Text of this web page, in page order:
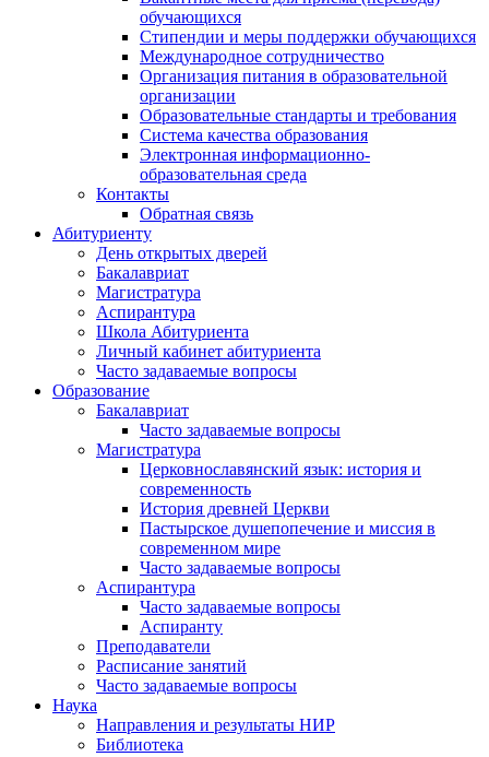
обучающихся
Стипендии и меры поддержки обучающихся
Международное сотрудничество
Организация питания в образовательной
организации
Образовательные стандарты и требования
Система качества образования
Электронная информационно-
образовательная среда
Контакты
Обратная связь
Абитуриенту
День открытых дверей
Бакалавриат
Магистратура
Аспирантура
Школа Абитуриента
Личный кабинет абитуриента
Часто задаваемые вопросы
Образование
Бакалавриат
Часто задаваемые вопросы
Магистратура
Церковнославянский язык: история и
современность
История древней Церкви
Пастырское душепопечение и миссия в
современном мире
Часто задаваемые вопросы
Аспирантура
Часто задаваемые вопросы
Аспиранту
Преподаватели
Расписание занятий
Часто задаваемые вопросы
Наука
Направления и результаты НИР
Библиотека